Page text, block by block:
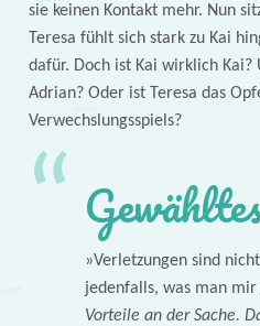
sie keinen Kontakt mehr. Nun
Teresa fühlt sich stark zu Kai
dafür. Doch ist Kai wirklich
Adrian? Oder ist Teresa das
Verwechslungsspiels?
»Verletzungen sind
jedenfalls, was man
Vorteile an der Sache.